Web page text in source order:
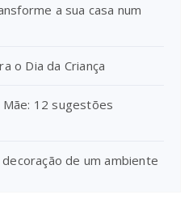
a sua casa num
o Dia da Criança
12 sugestões
de um ambiente